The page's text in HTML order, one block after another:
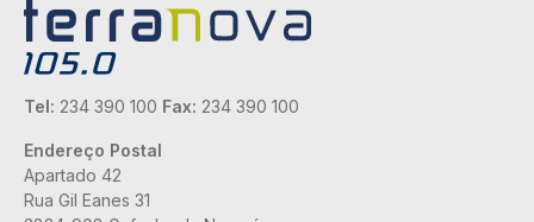
Tel: 234 390 100 Fax: 234 390 100
Endereço Postal
Apartado 42
Rua Gil Eanes 31